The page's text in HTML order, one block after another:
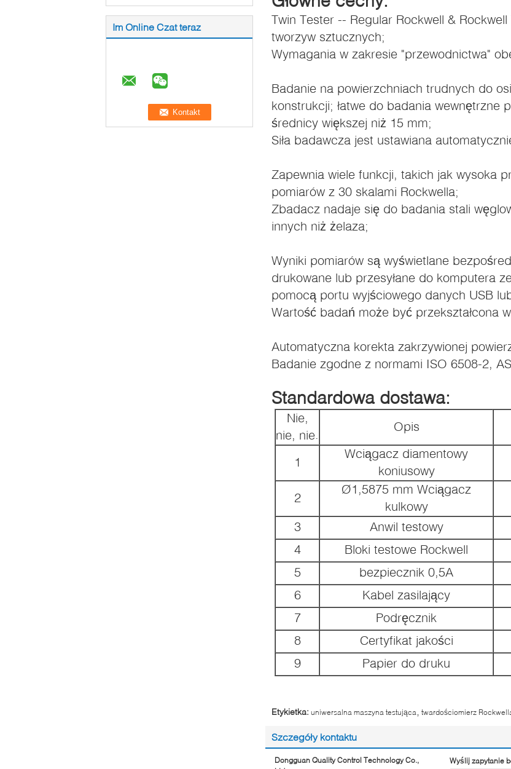
Im Online Czat teraz
Twin Tester -- Regular Rockwell &
tworzyw sztucznych;
Wymagania w zakresie "przewodnictwa"
Badanie na powierzchniach trudnych do
konstrukcji; łatwe do badania wewnętrzne
średnicy większej niż 15 mm;
Siła badawcza jest ustawiana
Zapewnia wiele funkcji, takich jak wysoka
pomiarów z 30 skalami Rockwella;
Zbadacz nadaje się do badania stali
innych niż żelaza;
Wyniki pomiarów są wyświetlane
drukowane lub przesyłane do komputera
pomocą portu wyjściowego danych USB
Wartość badań może być przekształcona
Automatyczna korekta zakrzywionej
Badanie zgodne z normami ISO 6508-2,
Standardowa dostawa:
Nie,
nie, nie.
Opis
1
Wciągacz diamentowy
koniusowy
2
Ø1,5875 mm Wciągacz
kulkowy
3
Anwil testowy
4
Bloki testowe Rockwell
5
bezpiecznik 0,5A
6
Kabel zasilający
7
Podręcznik
8
Certyfikat jakości
9
Papier do druku
Etykietka: uniwersalna maszyna testująca twardościomierz
Szczegóły kontaktu
Dongguan Quality Control Technology Co.,
Wyślij zapytanie